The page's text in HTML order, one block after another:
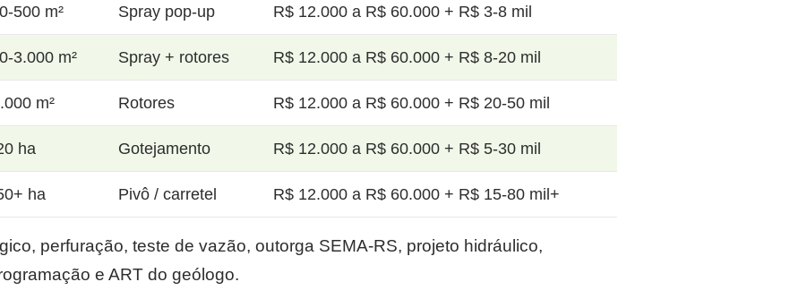
500 m² Spray pop-up R$ 12.000 a R$ 60.000 + R$ 3-8 mil
3.000 m² Spray + rotores R$ 12.000 a R$ 60.000 + R$ 8-20 mil
m² Rotores R$ 12.000 a R$ 60.000 + R$ 20-50 mil
ha Gotejamento R$ 12.000 a R$ 60.000 + R$ 5-30 mil
ha Pivô / carretel R$ 12.000 a R$ 60.000 + R$ 15-80 mil+
perfuração, teste de vazão, outorga SEMA-RS, projeto hidráulico,
e ART do geólogo.